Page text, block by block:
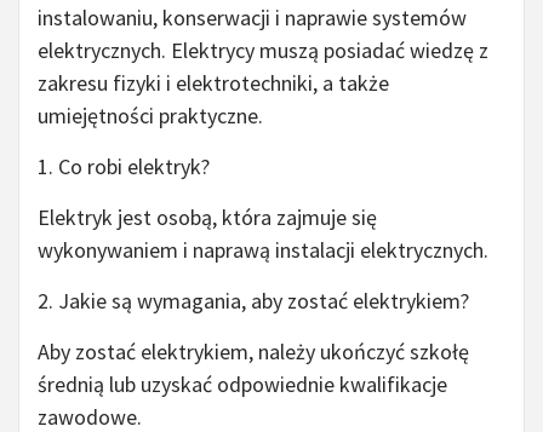
instalowaniu, konserwacji i naprawie systemów
elektrycznych. Elektrycy muszą posiadać wiedzę z
zakresu fizyki i elektrotechniki, a także
umiejętności praktyczne.
1. Co robi elektryk?
Elektryk jest osobą, która zajmuje się
wykonywaniem i naprawą instalacji elektrycznych.
2. Jakie są wymagania, aby zostać elektrykiem?
Aby zostać elektrykiem, należy ukończyć szkołę
średnią lub uzyskać odpowiednie kwalifikacje
zawodowe.